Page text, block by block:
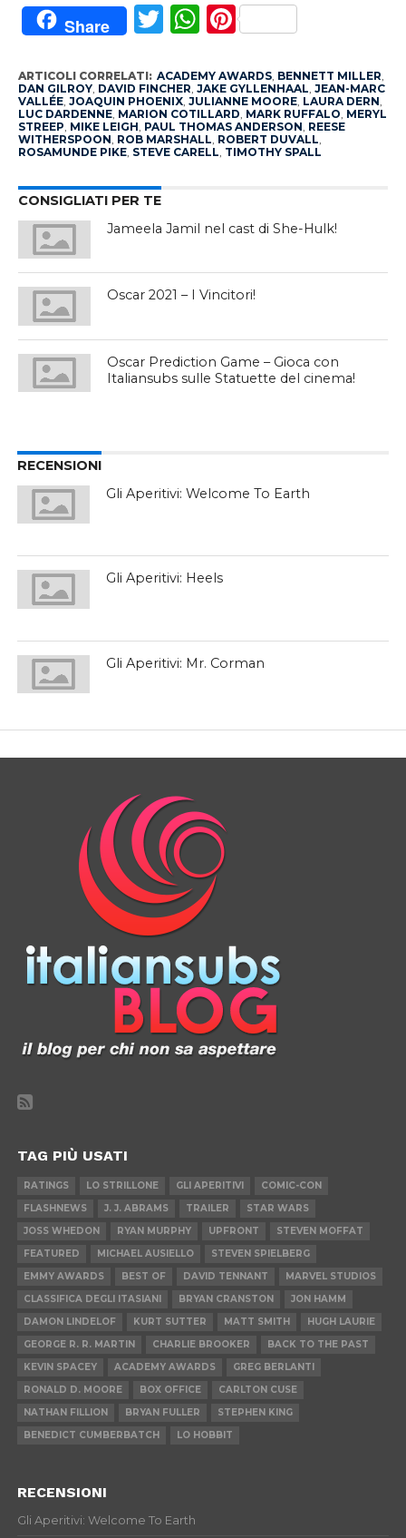
Share Twitter
WhatsApp
Pinterest
ARTICOLI CORRELATI: ACADEMY AWARDS, BENNETT MILLER,
DAN GILROY, DAVID FINCHER, JAKE GYLLENHAAL, JEAN-MARC
VALLÉE, JOAQUIN PHOENIX, JULIANNE MOORE, LAURA DERN,
LUC DARDENNE, MARION COTILLARD, MARK RUFFALO, MERYL
STREEP, MIKE LEIGH, PAUL THOMAS ANDERSON, REESE
WITHERSPOON, ROB MARSHALL, ROBERT DUVALL,
ROSAMUNDE PIKE, STEVE CARELL, TIMOTHY SPALL
CONSIGLIATI PER TE
Jameela Jamil nel cast di She-Hulk!
Oscar 2021 – I Vincitori!
Oscar Prediction Game – Gioca con
Italiansubs sulle Statuette del cinema!
RECENSIONI
Gli Aperitivi: Welcome To Earth
Gli Aperitivi: Heels
Gli Aperitivi: Mr. Corman
TAG PIÙ USATI
RATINGS LO STRILLONE GLI APERITIVI
COMIC-CON
FLASHNEWS
J. J. ABRAMS TRAILER
STAR WARS
JOSS WHEDON
RYAN MURPHY UPFRONT
STEVEN MOFFAT
FEATURED
MICHAEL AUSIELLO
STEVEN SPIELBERG
EMMY AWARDS
BEST OF DAVID TENNANT
MARVEL STUDIOS
CLASSIFICA DEGLI ITASIANI
BRYAN CRANSTON
JON HAMM
DAMON LINDELOF
KURT SUTTER MATT SMITH
HUGH LAURIE
GEORGE R. R. MARTIN
CHARLIE BROOKER
BACK TO THE PAST
KEVIN SPACEY
ACADEMY AWARDS
GREG BERLANTI
RONALD D. MOORE
BOX OFFICE
CARLTON CUSE
NATHAN FILLION
BRYAN FULLER
STEPHEN KING
BENEDICT CUMBERBATCH
LO HOBBIT
RECENSIONI
Gli Aperitivi: Welcome To Earth